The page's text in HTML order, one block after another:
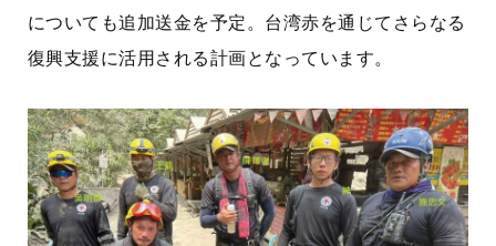
についても追加送金を予定。台湾赤を通じてさらなる
復興支援に活用される計画となっています。